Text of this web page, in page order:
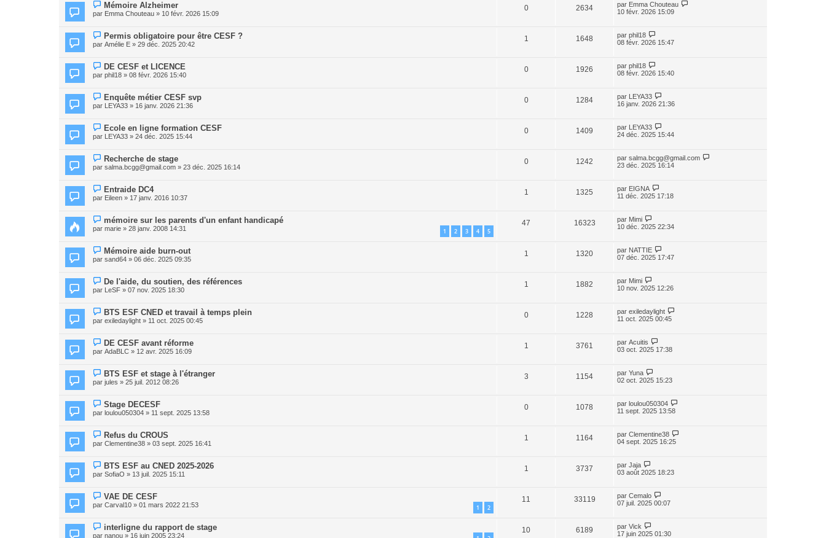
Mémoire Alzheimer
par Emma Chouteau » 10 févr. 2026 15:09
0 2634 par Emma Chouteau
10 févr. 2026 15:09
Permis obligatoire pour être CESF ?
par Amélie E » 29 déc. 2025 20:42
1 1648 par phil18
08 févr. 2026 15:47
DE CESF et LICENCE
par phil18 » 08 févr. 2026 15:40
0 1926 par phil18
08 févr. 2026 15:40
Enquête métier CESF svp
par LEYA33 » 16 janv. 2026 21:36
0 1284 par LEYA33
16 janv. 2026 21:36
Ecole en ligne formation CESF
par LEYA33 » 24 déc. 2025 15:44
0 1409 par LEYA33
24 déc. 2025 15:44
Recherche de stage
par salma.bcgg@gmail.com » 23 déc. 2025 16:14
0 1242 par salma.bcgg@gmail.com
23 déc. 2025 16:14
Entraide DC4
par Eileen » 17 janv. 2016 10:37
1 1325 par EIGNA
11 déc. 2025 17:18
mémoire sur les parents d'un enfant handicapé
par marie » 28 janv. 2008 14:31 1 2 3 4 5
47 16323 par Mimi
10 déc. 2025 22:34
Mémoire aide burn-out
par sand64 » 06 déc. 2025 09:35
1 1320 par NATTIE
07 déc. 2025 17:47
De l'aide, du soutien, des références
par LeSF » 07 nov. 2025 18:30
1 1882 par Mimi
10 nov. 2025 12:26
BTS ESF CNED et travail à temps plein
par exiledaylight » 11 oct. 2025 00:45
0 1228 par exiledaylight
11 oct. 2025 00:45
DE CESF avant réforme
par AdaBLC » 12 avr. 2025 16:09
1 3761 par Acuitis
03 oct. 2025 17:38
BTS ESF et stage à l'étranger
par jules » 25 juil. 2012 08:26
3 1154 par Yuna
02 oct. 2025 15:23
Stage DECESF
par loulou050304 » 11 sept. 2025 13:58
0 1078 par loulou050304
11 sept. 2025 13:58
Refus du CROUS
par Clementine38 » 03 sept. 2025 16:41
1 1164 par Clementine38
04 sept. 2025 16:25
BTS ESF au CNED 2025-2026
par SofiaO » 13 juil. 2025 15:11
1 3737 par Jaja
03 août 2025 18:23
VAE DE CESF
par Carval10 » 01 mars 2022 21:53 1 2
11 33119 par Cemalo
07 juil. 2025 00:07
interligne du rapport de stage
par nanou » 16 juin 2005 23:24
10 6189 par Vick
17 juin 2025 01:30